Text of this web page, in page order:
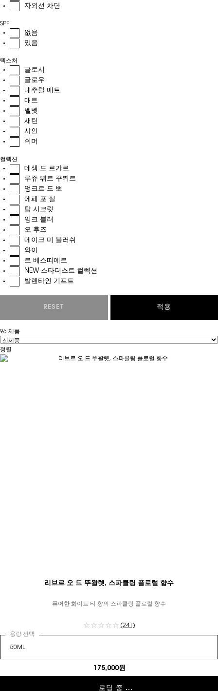
자외선 차단
SPF
없음
있음
텍스처
글로시
글로우
내추럴 매트
매트
벨벳
새틴
샤인
쉬머
컬렉션
데생 드 르갸르
루쥬 쀠르 꾸뛰르
엉크르 드 뽀
에페 포 실
탑 시크릿
잉크 블러
오 후즈
메이크 미 블러쉬
와이
르 베스띠에르
NEW 스타더스트 컬렉션
발렌타인 기프트
RESET CHOOSEN REFINEMENT FILTERS
적용
96 제품
정렬
Filter menu
리브르 오 드 뚜왈렛, 스파클링 플로럴 향수
퓨어한 화이트 티 향의 스파클링 플로럴 향수
(241)
용량 선택
175,000원
로딩 중 ...